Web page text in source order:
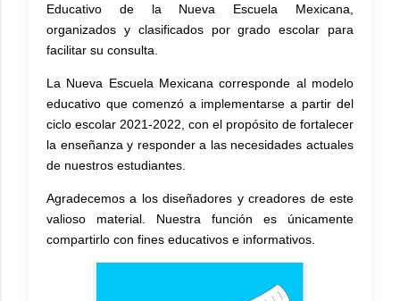
Educativo de la Nueva Escuela Mexicana
organizados y clasificados por grado escolar para
facilitar su consulta.
La Nueva Escuela Mexicana corresponde al modelo
educativo que comenzó a implementarse a partir del
ciclo escolar 2021-2022, con el propósito de fortalecer
la enseñanza y responder a las necesidades actuales
de nuestros estudiantes.
Agradecemos a los diseñadores y creadores de este
valioso material. Nuestra función es únicamente
compartirlo con fines educativos e informativos.